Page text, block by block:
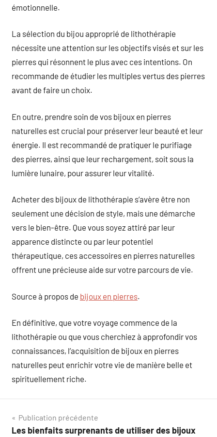
émotionnelle.
La sélection du bijou approprié de lithothérapie
nécessite une attention sur les objectifs visés et sur les
pierres qui résonnent le plus avec ces intentions. On
recommande de étudier les multiples vertus des pierres
avant de faire un choix.
En outre, prendre soin de vos bijoux en pierres
naturelles est crucial pour préserver leur beauté et leur
énergie. Il est recommandé de pratiquer le purifiage
des pierres, ainsi que leur rechargement, soit sous la
lumière lunaire, pour assurer leur vitalité.
Acheter des bijoux de lithothérapie s’avère être non
seulement une décision de style, mais une démarche
vers le bien-être. Que vous soyez attiré par leur
apparence distincte ou par leur potentiel
thérapeutique, ces accessoires en pierres naturelles
offrent une précieuse aide sur votre parcours de vie.
Source à propos de bijoux en pierres.
En définitive, que votre voyage commence de la
lithothérapie ou que vous cherchiez à approfondir vos
connaissances, l’acquisition de bijoux en pierres
naturelles peut enrichir votre vie de manière belle et
spirituellement riche.
Navigation
Publication précédente
Les bienfaits surprenants de utiliser des bijoux